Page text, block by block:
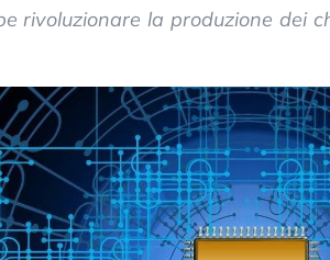
rivoluzionare la produzione dei